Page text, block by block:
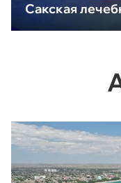
Сакская